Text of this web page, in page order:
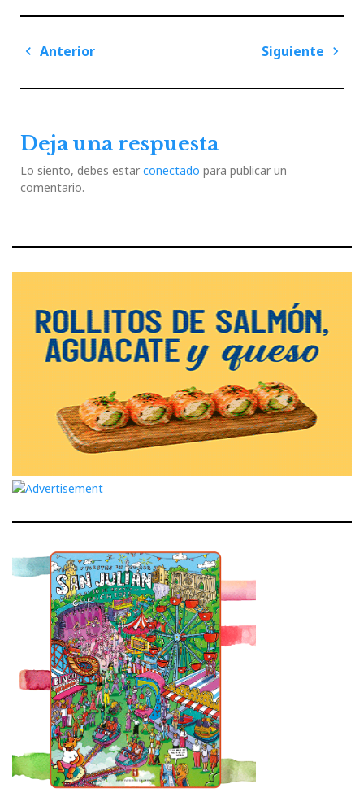
Navegación
entradas
Anterior
Siguiente
Deja una respuesta
Lo siento, debes estar conectado para publicar un
comentario.